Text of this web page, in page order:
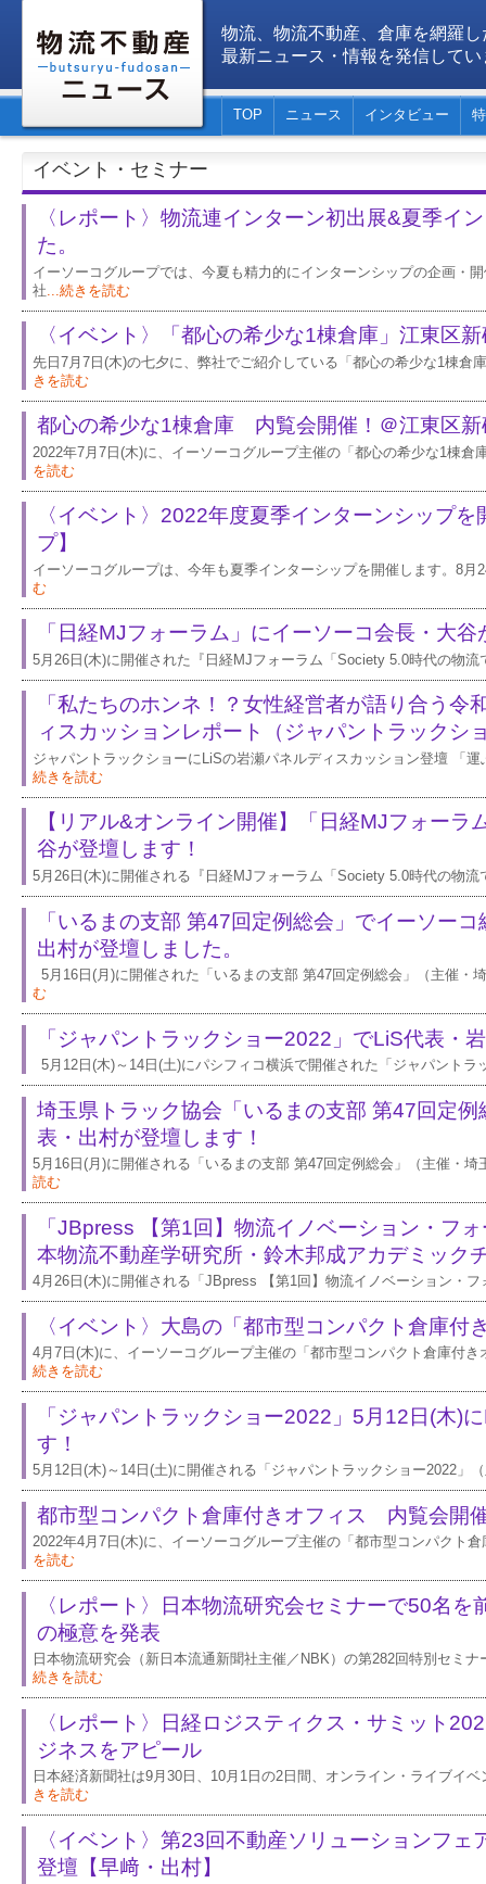
物流、物流不動産、倉庫を網羅し
最新ニュース・情報を発信してい
TOP ニュース インタビュー
イベント・セミナー
〈レポート〉物流連インターン初出展&夏季イ
た。
イーソーコグループでは、今夏も精力的にインターンシップの企画・
社...続きを読む
〈イベント〉「都心の希少な1棟倉庫」江東区
先日7月7日(木)の七夕に、弊社でご紹介している「都心の希少な1棟倉
きを読む
都心の希少な1棟倉庫 内覧会開催！＠江東区新
2022年7月7日(木)に、イーソーコグループ主催の「都心の希少な1棟
を読む
〈イベント〉2022年度夏季インターンシップ
プ】
イーソーコグループは、今年も夏季インターシップを開催します。8月
む
「日経MJフォーラム」にイーソーコ会長・大
5月26日(木)に開催された『日経MJフォーラム「Society 5.0時代の物流
「私たちのホンネ！？女性経営者が語り合う令
ィスカッションレポート（ジャパントラックシ
ジャパントラックショーにLiSの岩瀬パネルディスカッション登壇 「
続きを読む
【リアル&オンライン開催】「日経MJフォーラ
谷が登壇します！
5月26日(木)に開催される『日経MJフォーラム「Society 5.0時代の物流
「いるまの支部 第47回定例総会」でイーソー
出村が登壇しました。
5月16日(月)に開催された「いるまの支部 第47回定例総会」（主催・
む
「ジャパントラックショー2022」でLiS代表・
5月12日(木)～14日(土)にパシフィコ横浜で開催された「ジャパントラ
埼玉県トラック協会「いるまの支部 第47回定
表・出村が登壇します！
5月16日(月)に開催される「いるまの支部 第47回定例総会」（主催・
読む
「JBpress 【第1回】物流イノベーション・フ
本物流不動産学研究所・鈴木邦成アカデミック
4月26日(木)に開催される「JBpress 【第1回】物流イノベーション・
〈イベント〉大島の「都市型コンパクト倉庫付
4月7日(木)に、イーソーコグループ主催の「都市型コンパクト倉庫付
続きを読む
「ジャパントラックショー2022」5月12日(木)
す！
5月12日(木)～14日(土)に開催される「ジャパントラックショー2022」
都市型コンパクト倉庫付きオフィス 内覧会開
2022年4月7日(木)に、イーソーコグループ主催の「都市型コンパクト
を読む
〈レポート〉日本物流研究会セミナーで50名を
の極意を発表
日本物流研究会（新日本流通新聞社主催／NBK）の第282回特別セミ
続きを読む
〈レポート〉日経ロジスティクス・サミット
ジネスをアピール
日本経済新聞社は9月30日、10月1日の2日間、オンライン・ライブイ
きを読む
〈イベント〉第23回不動産ソリューションフェ
登壇【早﨑・出村】